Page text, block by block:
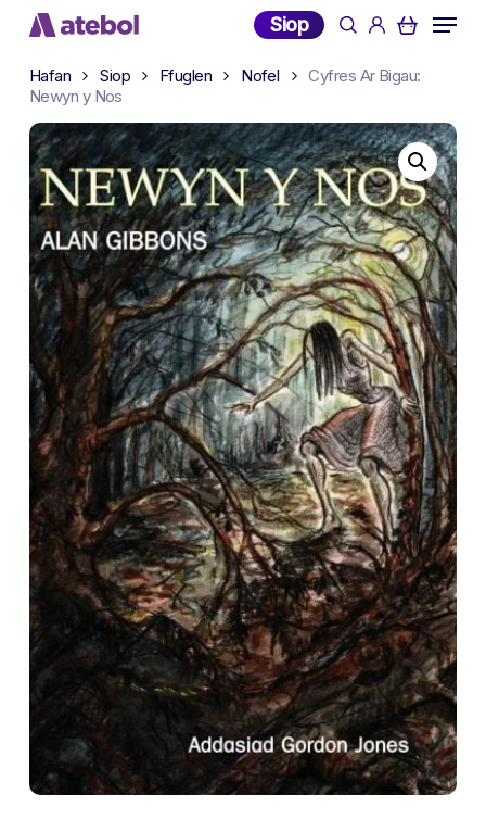
Skip
main
content
Siop searchaccount
Menu
Hafan Siop Ffuglen Nofel
Cyfres Ar Bigau:
Newyn y Nos